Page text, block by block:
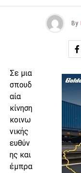
By
Σε μια
σπουδ
αία
κίνηση
κοινω
νικής
ευθύν
ης και
έμπρα